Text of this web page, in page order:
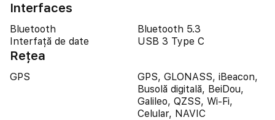
Interfaces
Bluetooth
Bluetooth 5.3
Interfață de date
USB 3 Type C
Reţea
GPS
GPS, GLONASS, iBeacon,
Busolă digitală, BeiDou,
Galileo, QZSS, Wi-Fi,
Celular, NAVIC